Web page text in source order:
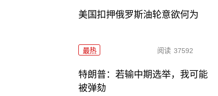
美国扣押俄罗斯油轮意欲何为
最热 阅读 37592
特朗普：若输中期选举，我可能
被弹劾